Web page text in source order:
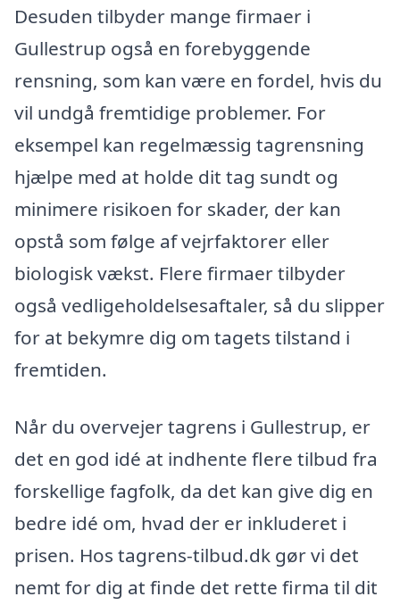
Desuden tilbyder mange firmaer i
Gullestrup også en forebyggende
rensning, som kan være en fordel, hvis du
vil undgå fremtidige problemer. For
eksempel kan regelmæssig tagrensning
hjælpe med at holde dit tag sundt og
minimere risikoen for skader, der kan
opstå som følge af vejrfaktorer eller
biologisk vækst. Flere firmaer tilbyder
også vedligeholdelsesaftaler, så du slipper
for at bekymre dig om tagets tilstand i
fremtiden.
Når du overvejer tagrens i Gullestrup, er
det en god idé at indhente flere tilbud fra
forskellige fagfolk, da det kan give dig en
bedre idé om, hvad der er inkluderet i
prisen. Hos tagrens-tilbud.dk gør vi det
nemt for dig at finde det rette firma til dit